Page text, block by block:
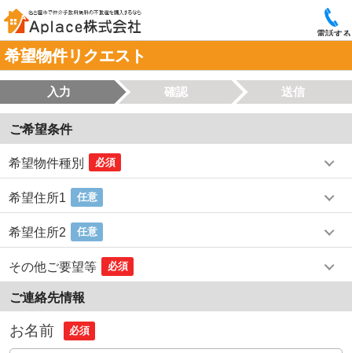
電話する
希望物件リクエスト
入力 確認 送信
ご希望条件
希望物件種別 必須
希望住所1 任意
希望住所2 任意
その他ご要望等 必須
ご連絡先情報
お名前 必須